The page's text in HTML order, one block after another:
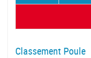
Classement Poule